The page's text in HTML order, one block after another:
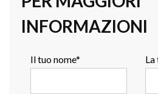
INFORMAZIONI
Il tuo nome* La